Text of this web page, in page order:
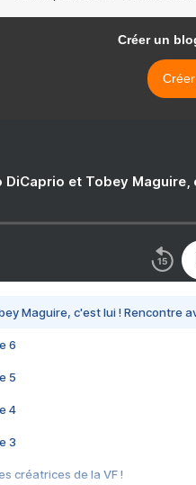
Créer un
DiCaprio et Tobey
Maguire, c'est lui ! Rencontre
6
5
4
3
créatrices de la VF !